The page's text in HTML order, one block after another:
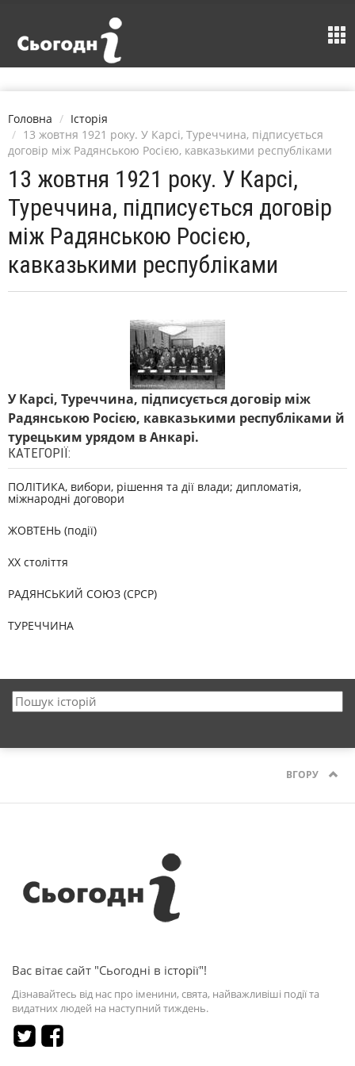
Головна
Історія
13 жовтня 1921 року. У Карсі, Туреччина, підписується
договір між Радянською Росією, кавказькими республіками
13 жовтня 1921 року. У Карсі,
Туреччина, підписується договір
між Радянською Росією,
кавказькими республіками
У Карсі, Туреччина, підписується договір між
Радянською Росією, кавказькими республіками й
турецьким урядом в Анкарі.
КАТЕГОРІЇ:
ПОЛІТИКА, вибори, рішення та дії влади; дипломатія,
міжнародні договори
ЖОВТЕНЬ (події)
XX століття
РАДЯНСЬКИЙ СОЮЗ (СРСР)
ТУРЕЧЧИНА
ВГОРУ
Вас вітає сайт "Сьогодні в історії"!
Дізнавайтесь від нас про іменини, свята, найважливіші події та
видатних людей на наступний тиждень.